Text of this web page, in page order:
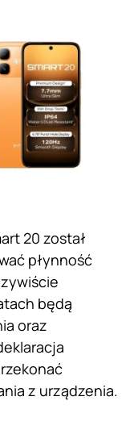
20 został
płynność
będą
oraz
z urządzenia.